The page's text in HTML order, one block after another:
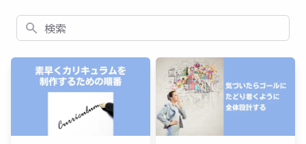
検索